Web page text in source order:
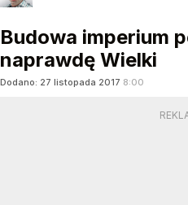
Budowa imperium
naprawdę Wielki
Dodano: 27 listopada 2017 8:00